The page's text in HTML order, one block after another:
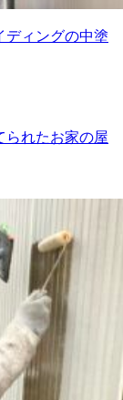
ディングの中塗
れたお家の屋